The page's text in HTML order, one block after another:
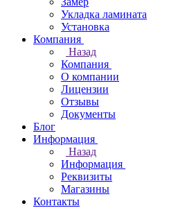
Укладка ламината
Установка
Компания
Назад
Компания
О компании
Лицензии
Отзывы
Документы
Блог
Информация
Назад
Информация
Реквизиты
Магазины
Контакты